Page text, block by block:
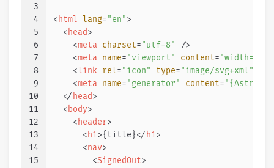
3
4
5
6
7
8
9
10
11
12
13
14
15
<html lang="en">
<head>
<meta charset="utf-8" />
<meta name="viewport" content=
< link rel="icon" type="image/svg+xml"
<meta name="generator" content=
</head>
<body>
<header>
<h1>{title}</h1>
<nav>
<SignedOut>